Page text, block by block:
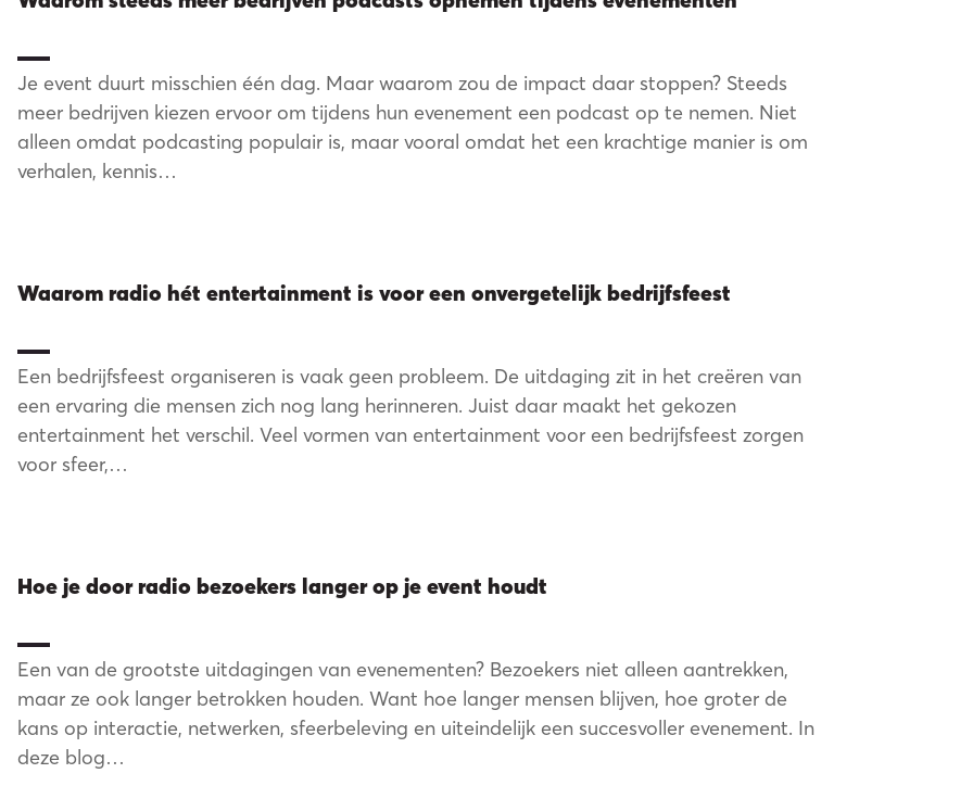
verhaal
Je event duurt misschien één dag. Maar waarom zou de impact daar stoppen? Steeds
meer bedrijven kiezen ervoor om tijdens hun evenement een podcast op te nemen. Niet
alleen omdat podcasting populair is, maar vooral omdat het een krachtige manier is om
verhalen, kennis…
Waarom radio hét entertainment is voor een onvergetelijk bedrijfsfeest
Een bedrijfsfeest organiseren is vaak geen probleem. De uitdaging zit in het creëren van
een ervaring die mensen zich nog lang herinneren. Juist daar maakt het gekozen
entertainment het verschil. Veel vormen van entertainment voor een bedrijfsfeest zorgen
voor sfeer,…
Hoe je door radio bezoekers langer op je event houdt
Een van de grootste uitdagingen van evenementen? Bezoekers niet alleen aantrekken,
maar ze ook langer betrokken houden. Want hoe langer mensen blijven, hoe groter de
kans op interactie, netwerken, sfeerbeleving en uiteindelijk een succesvoller evenement. In
deze blog…